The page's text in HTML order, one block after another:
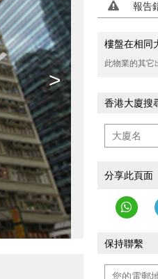
>
報告
樓盤在相同
此物業的其它
香港大廈搜
分享此頁面
保持聯繫